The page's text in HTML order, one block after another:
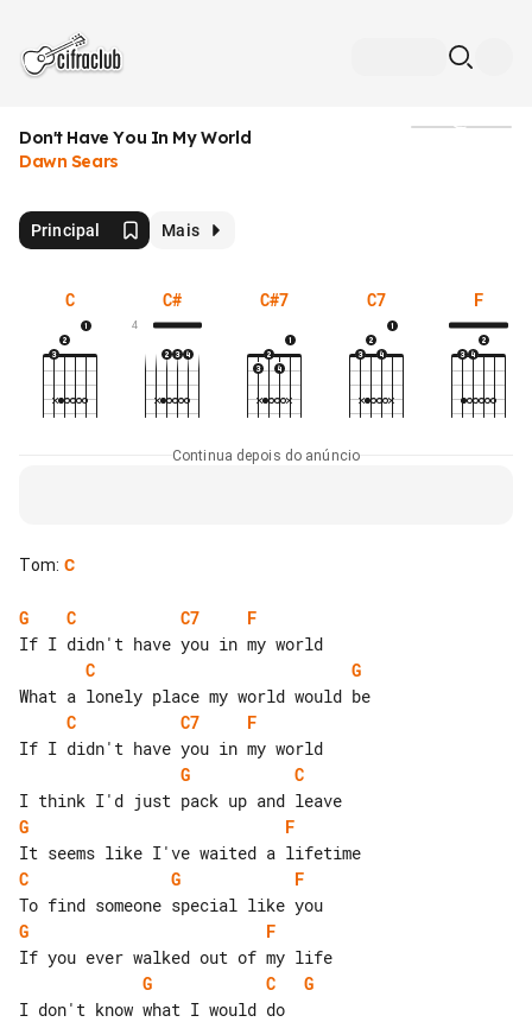
Don't Have You In My World
Dawn Sears
Principal Mais
C C#
4
C#7 C7 F
Continua depois do anúncio
Tom: C
G C C7
F
C
G
C
C7
F
G
C
G
F
C
G
F
G
F
G
C
G